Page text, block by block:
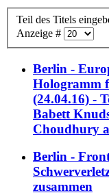
Teil des Titels
Anzeige #
Berlin -
Hologramm
(24.04.16) -
Babett
Choudhury
Berlin -
zusammen